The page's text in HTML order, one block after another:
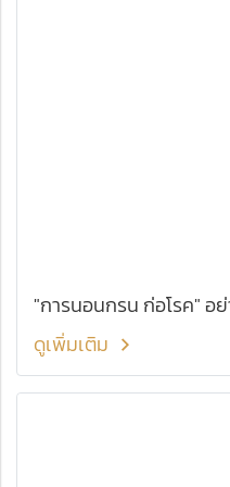
"การนอนกรน ก่อโรค" อ
ดูเพิ่มเติม